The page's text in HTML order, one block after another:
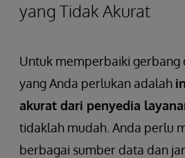
yang Tidak Akurat
Untuk memperbaiki gerbang
yang Anda perlukan adalah
akurat dari penyedia
tidaklah mudah. Anda perlu
berbagai sumber data dan